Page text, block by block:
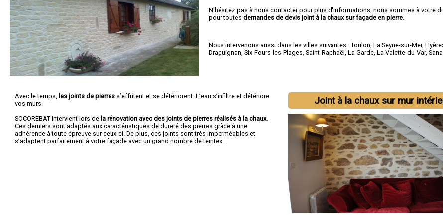
N'hésitez pas à nous contacter pour plus d'informations, nous sommes à votre
pour toutesdemandes de devis joint à la chaux sur façade en pierre.
Nous intervenons aussi dans les villes suivantes :Toulon,La Seyne-sur-Mer,
Draguignan,Six-Fours-les-Plages,Saint-Raphaël,La Garde,La Valette-du-Var,
Joint à la chaux sur mur
Avec le temps, les joints de pierres s’effritent et se détériorent. L’eau s’infiltre et détériore
vos murs.
SOCOREBAT intervient lors de la rénovation avec des joints de pierres réalisés à la chaux.
Ces derniers sont adaptés aux caractéristiques de dureté des pierres grâce à une
adhérence à toute épreuve sur ceux-ci. De plus, ces joints sont très imperméables et
s’adaptent parfaitement à votre façade avec un grand nombre de teintes.